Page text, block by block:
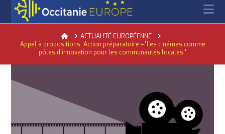
ACTUALITÉ DE L'UNION EUROPÉENNE, ACTUALITÉ DE LA REPRÉSENTATION D’OCCITANIE EUROPE, NUMÉRIQUE- DIGITAL
HomeACTUALITÉ EUROPÉENNE
Appel à propositions: Action préparatoire – "Les cinémas comme
pôles d’innovation pour les communautés locales "